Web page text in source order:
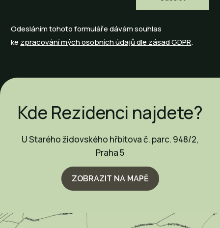
Odesláním tohoto formuláře dávám souhlas
ke zpracování mých osobních údajů dle zásad GDPR.
Kde Rezidenci najdete?
U Starého židovského hřbitova č. parc. 948/2,
Praha 5
ZOBRAZIT NA MAPĚ